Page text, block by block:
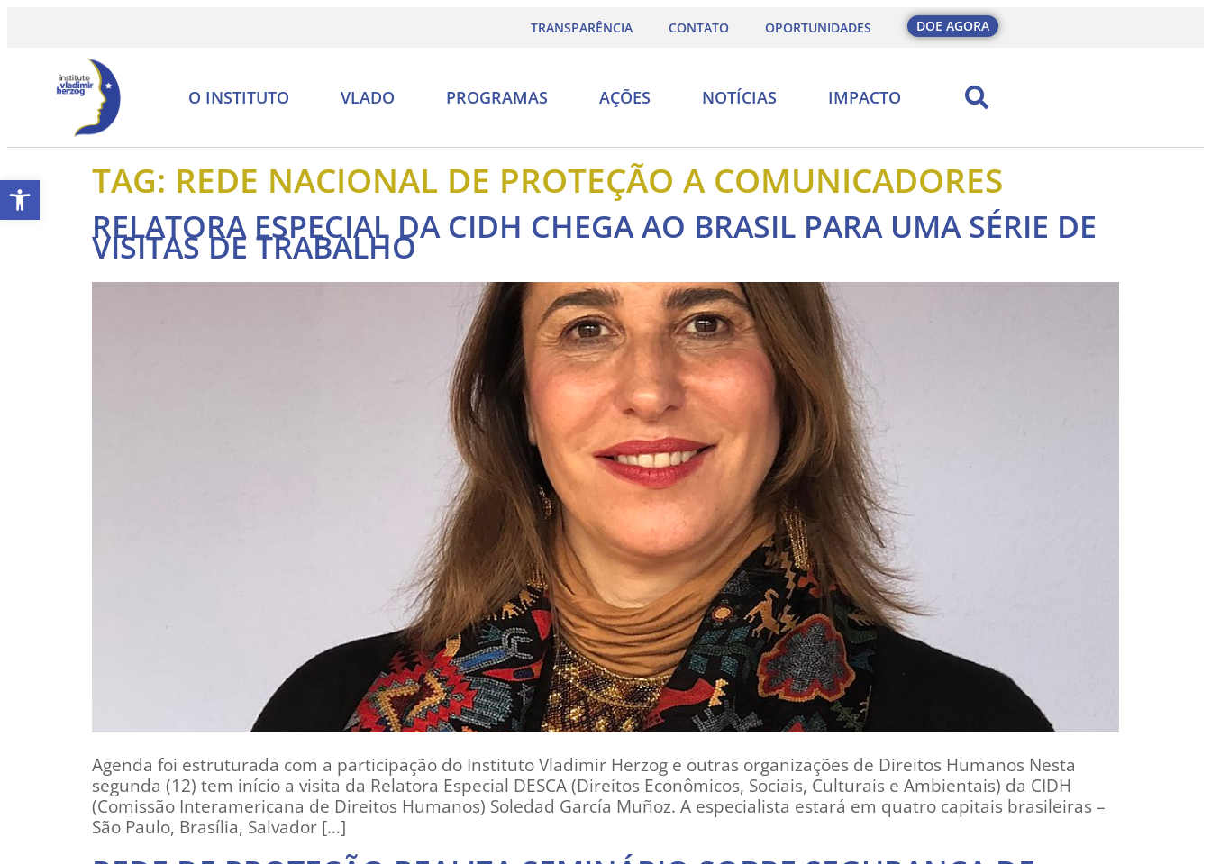
Abrir a barra de ferramentas
TRANSPARÊNCIA CONTATO OPORTUNIDADES DOE AGORA
O INSTITUTO VLADO PROGRAMAS AÇÕES NOTÍCIAS IMPACTO
TAG: REDE NACIONAL DE PROTEÇÃO A COMUNICADORES
RELATORA ESPECIAL DA CIDH CHEGA AO BRASIL PARA UMA SÉRIE DE
VISITAS DE TRABALHO
Agenda foi estruturada com a participação do Instituto Vladimir Herzog e outras organizações de Direitos Humanos Nesta
segunda (12) tem início a visita da Relatora Especial DESCA (Direitos Econômicos, Sociais, Culturais e Ambientais) da CIDH
(Comissão Interamericana de Direitos Humanos) Soledad García Muñoz. A especialista estará em quatro capitais brasileiras –
São Paulo, Brasília, Salvador […]